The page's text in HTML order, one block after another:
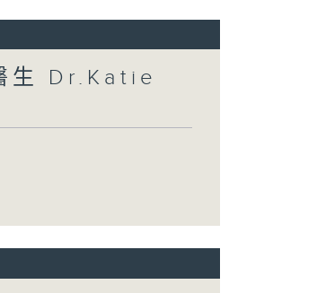
生 Dr.Katie